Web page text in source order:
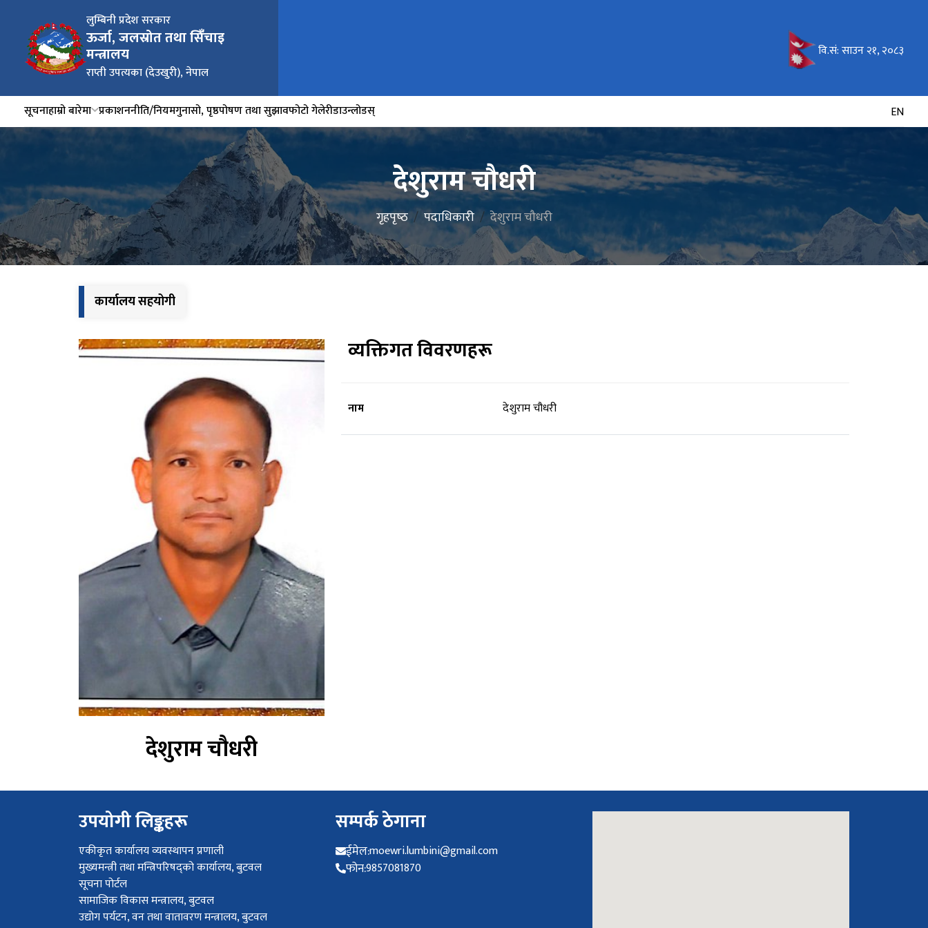
लुम्बिनी प्रदेश सरकार
ऊर्जा, जलस्रोत तथा सिंँचाइ
मन्त्रालय
राप्ती उपत्यका (देउखुरी), नेपाल
वि.सं:साउन २१, २०८३
सूचनाहाम्रो बारेमा प्रकाशननीति/नियमगुनासो, पृष्ठपोषण तथा सुझावफोटो गेलेरीडाउन्लोडस् EN
देशुराम चौधरी
गृहपृष्‍ठ पदाधिकारी देशुराम चौधरी
कार्यालय सहयोगी
देशुराम चौधरी
व्यक्तिगत विवरणहरू
नाम देशुराम चौधरी
उपयोगी लिङ्कहरू
एकीकृत कार्यालय व्यवस्थापन प्रणाली
मुख्यमन्त्री तथा मन्त्रिपरिषद्को कार्यालय, बुटवल
सूचना पोर्टल
सामाजिक विकास मन्त्रालय, बुटवल
उद्योग पर्यटन, वन तथा वातावरण मन्त्रालय, बुटवल
सम्पर्क ठेगाना
ईमेल:moewri.lumbini@gmail.com
फोन:9857081870